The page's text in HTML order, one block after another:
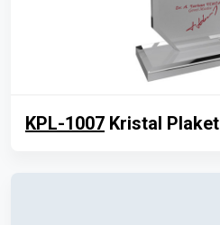
KPL-1007 Kristal Plaket